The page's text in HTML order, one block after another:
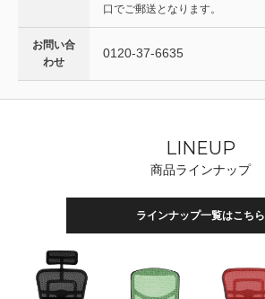
口でご郵送となります。
お問い合
わせ
0120-37-6635
LINEUP
商品ラインナップ
ラインナップ一覧はこちら